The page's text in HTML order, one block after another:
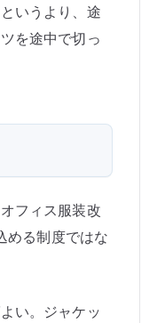
いうより、途
を途中で切っ
フィス服装改
める制度ではな
い。ジャケッ